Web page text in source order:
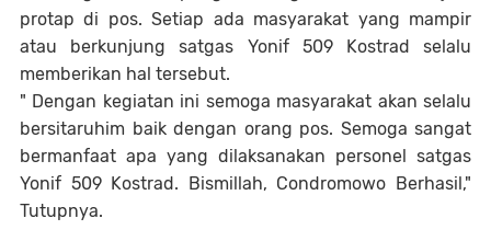
protap di pos. Setiap ada masyarakat yang mampir
atau berkunjung satgas Yonif 509 Kostrad selalu
memberikan hal tersebut.
" Dengan kegiatan ini semoga masyarakat akan selalu
bersitaruhim baik dengan orang pos. Semoga sangat
bermanfaat apa yang dilaksanakan personel satgas
Yonif 509 Kostrad. Bismillah, Condromowo Berhasil,"
Tutupnya.